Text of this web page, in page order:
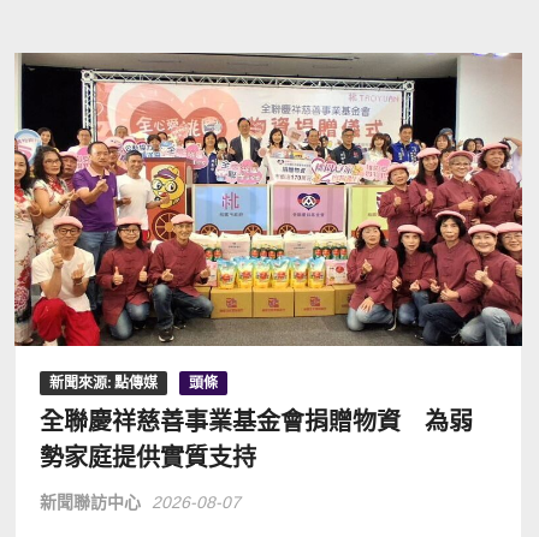
新聞來源: 點傳媒 頭條
全聯慶祥慈善事業基金會捐贈物資 為弱
勢家庭提供實質支持
新聞聯訪中心 2026-08-07